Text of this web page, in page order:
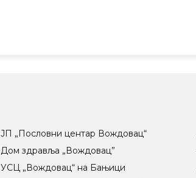
ЈП „Пословни центар Вождовац“
Дом здравља „Вождовац”
УСЦ „Вождовац“ на Бањици